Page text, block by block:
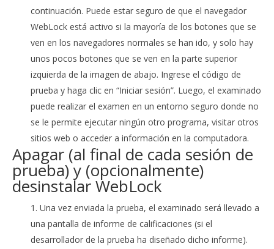
continuación. Puede estar seguro de que el navegador
WebLock está activo si la mayoría de los botones que se
ven en los navegadores normales se han ido, y solo hay
unos pocos botones que se ven en la parte superior
izquierda de la imagen de abajo. Ingrese el código de
prueba y haga clic en “Iniciar sesión”. Luego, el examinado
puede realizar el examen en un entorno seguro donde no
se le permite ejecutar ningún otro programa, visitar otros
sitios web o acceder a información en la computadora.
Apagar (al final de cada sesión de
prueba) y (opcionalmente)
desinstalar WebLock
Una vez enviada la prueba, el examinado será llevado a
una pantalla de informe de calificaciones (si el
desarrollador de la prueba ha diseñado dicho informe).